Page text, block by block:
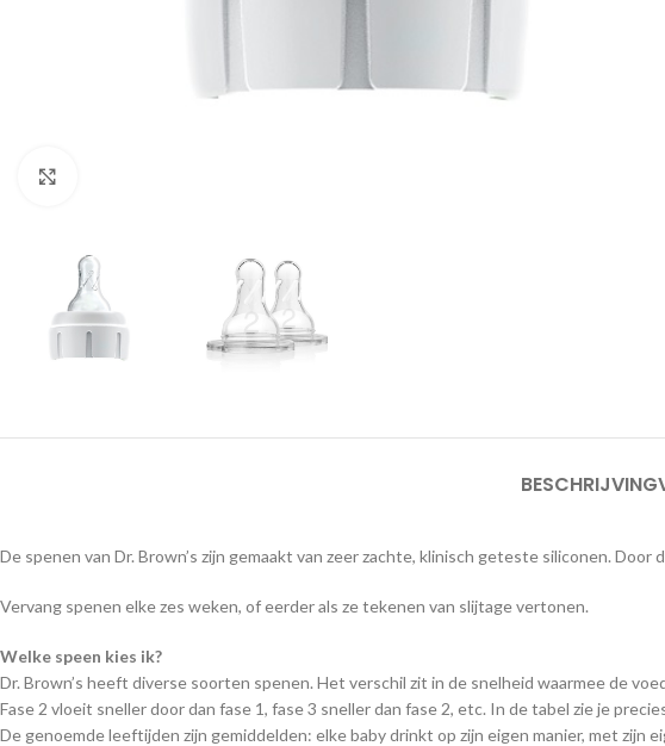
BESCHRIJVING
De spenen van Dr. Brown’s zijn gemaakt van zeer zachte, klinisch geteste siliconen.
Vervang spenen elke zes weken, of eerder als ze tekenen van slijtage vertonen.
Welke speen kies ik?
Dr. Brown’s heeft diverse soorten spenen. Het verschil zit in de snelheid waarmee de
Fase 2 vloeit sneller door dan fase 1, fase 3 sneller dan fase 2, etc. In de tabel zie je
De genoemde leeftijden zijn gemiddelden: elke baby drinkt op zijn eigen manier, met zijn